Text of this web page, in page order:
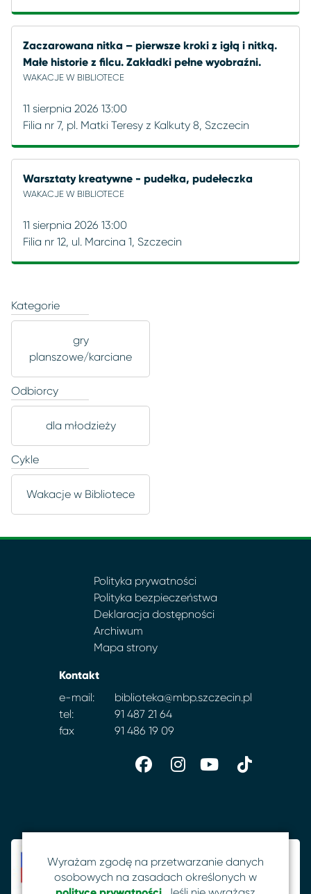
Zaczarowana nitka – pierwsze kroki z igłą i nitką.
Małe historie z filcu. Zakładki pełne wyobraźni.
WAKACJE W BIBLIOTECE
11 sierpnia 2026 13:00
Filia nr 7, pl. Matki Teresy z Kalkuty 8, Szczecin
Warsztaty kreatywne - pudełka, pudełeczka
WAKACJE W BIBLIOTECE
11 sierpnia 2026 13:00
Filia nr 12, ul. Marcina 1, Szczecin
Kategorie
gry
planszowe/karciane
Odbiorcy
dla młodzieży
Cykle
Wakacje w Bibliotece
Polityka prywatności
Polityka bezpieczeństwa
Deklaracja dostępności
Archiwum
Mapa strony
Kontakt
e-mail:
biblioteka@mbp.szczecin.pl
tel:
91 487 21 64
fax
91 486 19 09
Wyrażam zgodę na przetwarzanie danych
osobowych na zasadach określonych w